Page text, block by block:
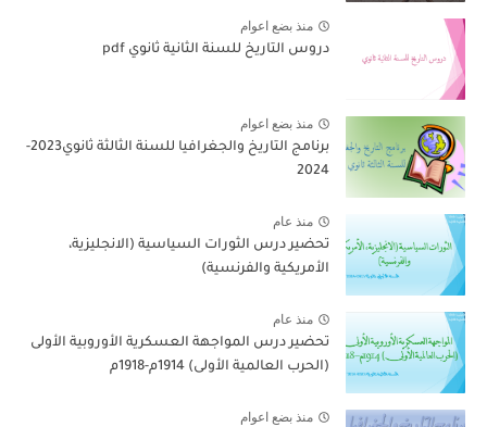
منذ بضع اعوام
دروس التاريخ للسنة الثانية ثانوي pdf
منذ بضع اعوام
برنامج التاريخ والجغرافيا للسنة الثالثة ثانوي2023-
2024
منذ عام
تحضير درس الثورات السياسية (الانجليزية،
الأمريكية والفرنسية)
منذ عام
تحضير درس المواجهة العسكرية الأوروبية الأولى
(الحرب العالمية الأولى) 1914م-1918م
منذ بضع اعوام